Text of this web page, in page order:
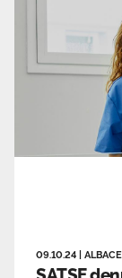
09.10.24